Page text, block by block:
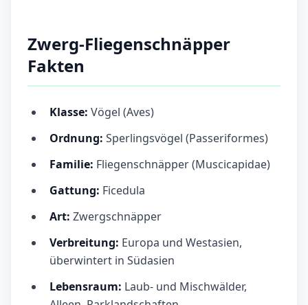
Zwerg-Fliegenschnäpper
Fakten
Klasse: Vögel (Aves)
Ordnung: Sperlingsvögel (Passeriformes)
Familie: Fliegenschnäpper (Muscicapidae)
Gattung: Ficedula
Art: Zwergschnäpper
Verbreitung: Europa und Westasien,
überwintert in Südasien
Lebensraum: Laub- und Mischwälder,